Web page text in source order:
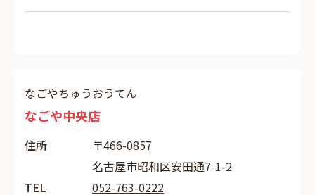
なごやちゅうおうてん
なごや中央店
住所
〒466-0857
名古屋市昭和区安田通7-1-2
TEL
052-763-0222